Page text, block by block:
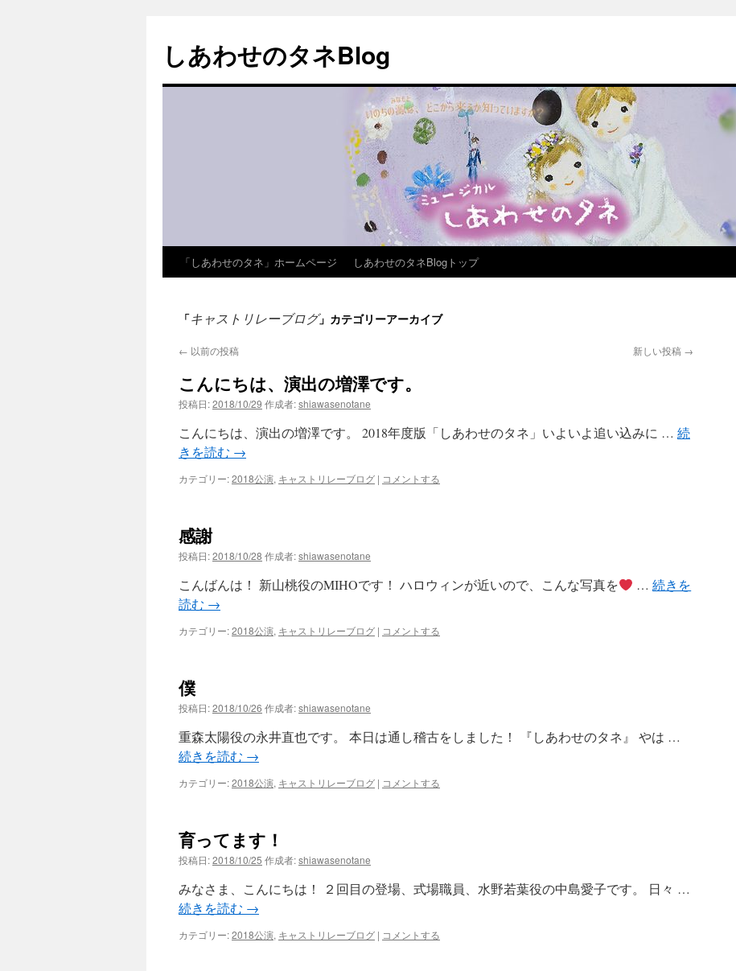
しあわせのタネBlog
プ
「しあわせのタネ」ホームページ しあわせのタネBlogトップ
「キャストリレーブログ」カテゴリーアーカイブ
← 以前の投稿 新しい投稿 →
こんにちは、演出の増澤です。
投稿日:2018/10/29 作成者:shiawasenotane
こんにちは、演出の増澤です。 2018年度版「しあわせのタネ」いよいよ追い込みに … 続
きを読む →
カテゴリー:2018公演, キャストリレーブログ | コメントする
感謝
投稿日:2018/10/28 作成者:shiawasenotane
こんばんは！ 新山桃役のMIHOです！ ハロウィンが近いので、こんな写真を …続きを
読む →
カテゴリー:2018公演, キャストリレーブログ | コメントする
僕
投稿日:2018/10/26 作成者:shiawasenotane
重森太陽役の永井直也です。 本日は通し稽古をしました！ 『しあわせのタネ』 やは …
続きを読む →
カテゴリー:2018公演, キャストリレーブログ | コメントする
育ってます！
投稿日:2018/10/25 作成者:shiawasenotane
みなさま、こんにちは！ ２回目の登場、式場職員、水野若葉役の中島愛子です。 日々 …
続きを読む →
カテゴリー:2018公演, キャストリレーブログ | コメントする